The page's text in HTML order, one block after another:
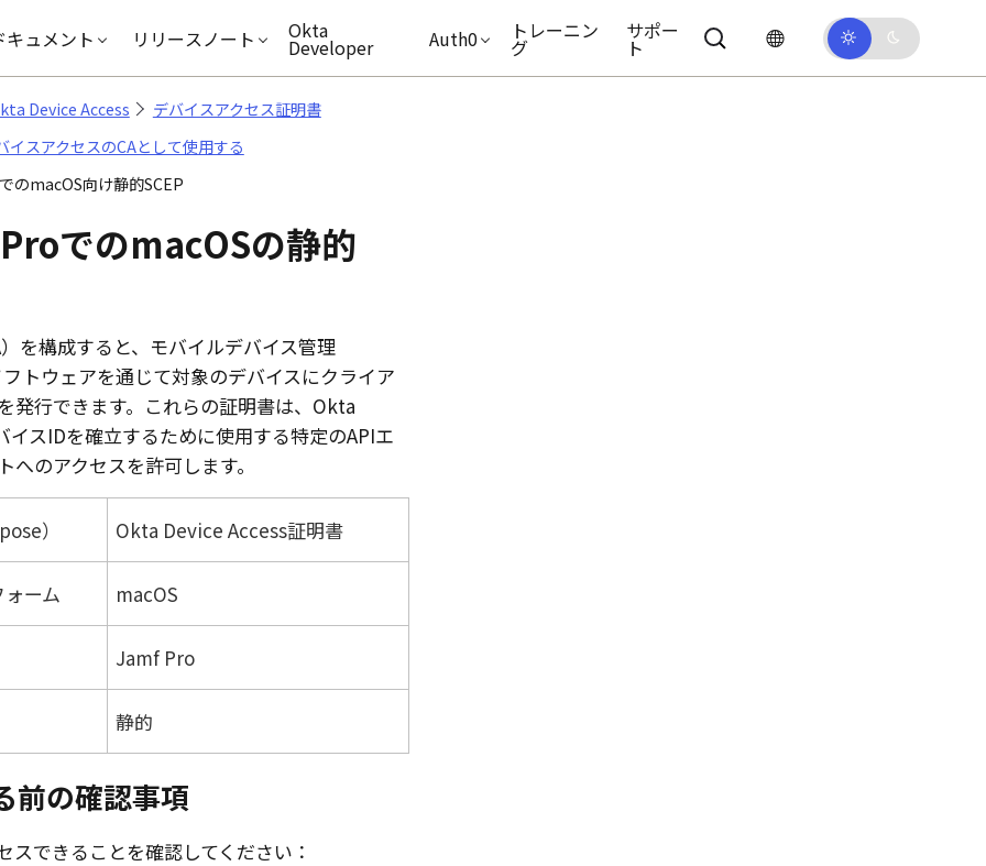
キュメント リリースノート Okta
Developer Auth0 トレーニン
グ
サポー
ト
Device Access
デバイスアクセス証明書
スアクセスのCAとして使用する
のmacOS向け静的SCEP
でのmacOSの静的
を構成すると、 モバイルデバイス管理
トウェアを通じて対象のデバイスにクライア
発行できます。これらの証明書は、 Okta
イスIDを確立するために使用する特定のAPIエ
へのアクセスを許可します。
） Okta Device Access証明書
ーム macOS
Jamf Pro
静的
前の確認事項
スできることを確認してください：